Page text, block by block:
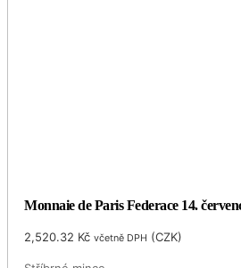
Monnaie de Paris Federace 14.
2,520.32 Kč včetně DPH (CZK)